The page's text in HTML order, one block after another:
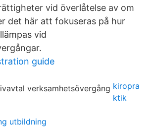
vid överlåtelse av om
det här att fokuseras på hur
vid
guide
kiropra
ktik
utbildning